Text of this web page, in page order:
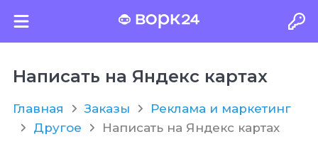
Написать на Яндекс картах
Главная Заказы
Реклама и маркетинг
Другое
Написать на Яндекс картах